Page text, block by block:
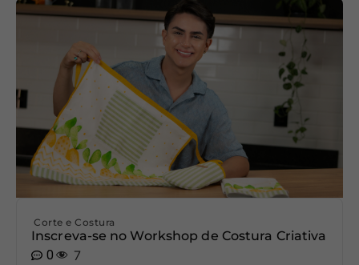
Corte e Costura
Inscreva-se no Workshop de Costura Criativa
0
7